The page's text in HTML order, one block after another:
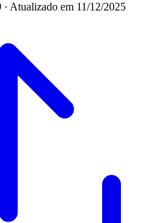
Atualizado em 11/12/2025